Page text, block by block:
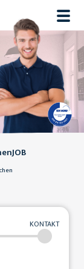
KONTAKT